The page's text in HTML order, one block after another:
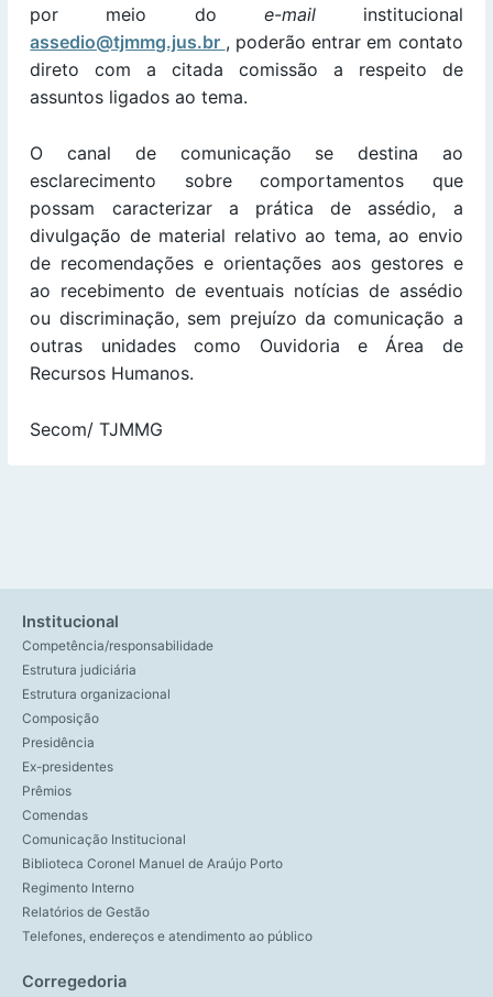
por meio do e-mailinstitucional
assedio@tjmmg.jus.br , poderão entrar em contato
direto com a citada comissão a respeito de
assuntos ligados ao tema.
O canal de comunicação se destina ao
esclarecimento sobre comportamentos que
possam caracterizar a prática de assédio, a
divulgação de material relativo ao tema, ao envio
de recomendações e orientações aos gestores e
ao recebimento de eventuais notícias de assédio
ou discriminação, sem prejuízo da comunicação a
outras unidades como Ouvidoria e Área de
Recursos Humanos.
Secom/ TJMMG
Institucional
Competência/responsabilidade
Estrutura judiciária
Estrutura organizacional
Composição
Presidência
Ex-presidentes
Prêmios
Comendas
Comunicação Institucional
Biblioteca Coronel Manuel de Araújo Porto
Regimento Interno
Relatórios de Gestão
Telefones, endereços e atendimento ao público
Corregedoria